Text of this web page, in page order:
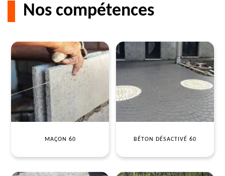
Nos compétences
MAÇON 60 BÉTON DÉSACTIVÉ 60